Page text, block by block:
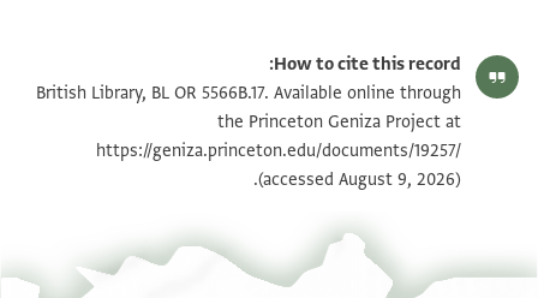
Yusuf Umrethwala's digital edition (2025).
مازت(؟) عومل(؟)
بسم الله الرحمن الرحيم
وصل كتابه استودعا من جواهر الفاظه وشريف خطاب
ما انعم في مسـ[ ]ـى وهاج لاعج اشتياقي
الخطاب ترصيع بها
[[....في ]] واردد منه نظري بين بلاغة يزهو لها الكتب
How to cite this record:
British Library, BL OR 5566B.17. Available online through
the Princeton Geniza Project at
https://geniza.princeton.edu/documents/19257/
(accessed August 9, 2026).